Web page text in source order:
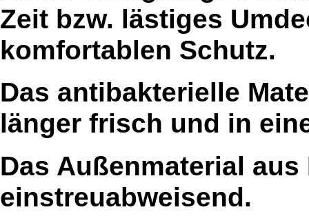
Zeit bzw. lästiges
komfortablen Schutz.
Das antibakterielle
länger frisch und in
Das Außenmaterial
einstreuabweisend.